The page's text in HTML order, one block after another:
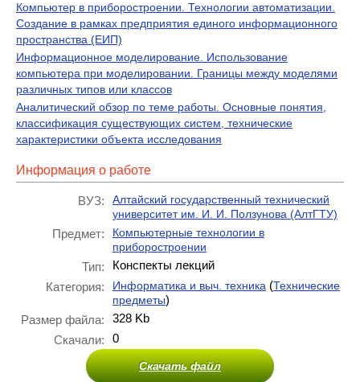
Компьютер в приборостроении. Технологии автоматизации.
Создание в рамках предприятия единого информационного
пространства (ЕИП)
Информационное моделирование. Использование
компьютера при моделировании. Границы между моделями
различных типов или классов
Аналитический обзор по теме работы. Основные понятия,
классификация существующих систем, технические
характеристики объекта исследования
Информация о работе
ВУЗ:
Алтайский государственный технический
университет им. И. И. Ползунова (АлтГТУ)
Предмет:
Компьютерные технологии в
приборостроении
Тип:
Конспекты лекций
Категория:
Информатика и выч. техника (Технические
предметы)
Размер файла:
328 Kb
Скачали:
0
Скачать файл